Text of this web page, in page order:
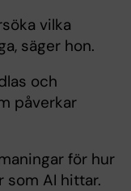
vilka
säger hon.
och
påverkar
för hur
som AI hittar.